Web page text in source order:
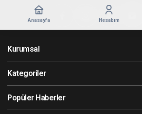
Anasayfa Hesabım
Kurumsal
Kategoriler
Popüler Haberler